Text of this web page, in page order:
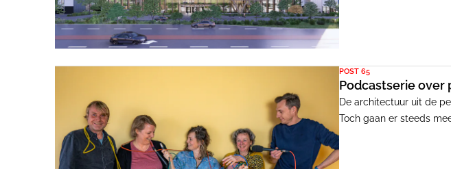
POST 65
Podcastserie over
De architectuur uit de
Toch gaan er steeds